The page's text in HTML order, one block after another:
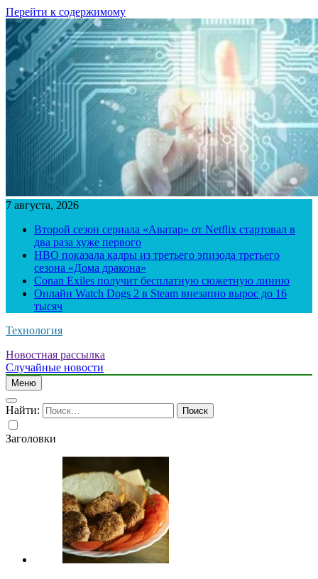
Перейти к содержимому
7 августа, 2026
Второй сезон сериала «Аватар» от Netflix стартовал в
два раза хуже первого
HBO показала кадры из третьего эпизода третьего
сезона «Дома дракона»
Conan Exiles получит бесплатную сюжетную линию
Онлайн Watch Dogs 2 в Steam внезапно вырос до 16
тысяч
Технология
Новостная рассылка
Случайные новости
Меню
Найти:
Заголовки